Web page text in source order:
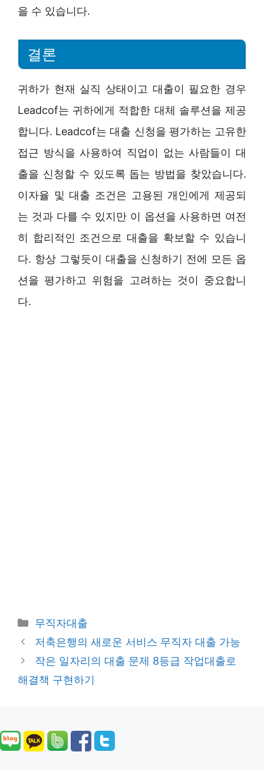
을 수 있습니다.
결론
귀하가 현재 실직 상태이고 대출이 필요한 경우
Leadcof는 귀하에게 적합한 대체 솔루션을 제공
합니다. Leadcof는 대출 신청을 평가하는 고유한
접근 방식을 사용하여 직업이 없는 사람들이 대
출을 신청할 수 있도록 돕는 방법을 찾았습니다.
이자율 및 대출 조건은 고용된 개인에게 제공되
는 것과 다를 수 있지만 이 옵션을 사용하면 여전
히 합리적인 조건으로 대출을 확보할 수 있습니
다. 항상 그렇듯이 대출을 신청하기 전에 모든 옵
션을 평가하고 위험을 고려하는 것이 중요합니
다.
카
테
리
무직자대출
저축은행의 새로운 서비스 무직자 대출 가능
작은 일자리의 대출 문제 8등급 작업대출로
해결책 구현하기